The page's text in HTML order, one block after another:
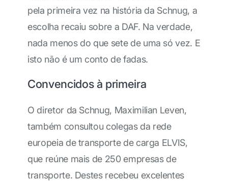
pela primeira vez na história da Schnug, a
escolha recaiu sobre a DAF. Na verdade,
nada menos do que sete de uma só vez. E
isto não é um conto de fadas.
Convencidos à primeira
O diretor da Schnug, Maximilian Leven,
também consultou colegas da rede
europeia de transporte de carga ELVIS,
que reúne mais de 250 empresas de
transporte. Destes recebeu excelentes